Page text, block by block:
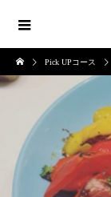
Pick UPコース